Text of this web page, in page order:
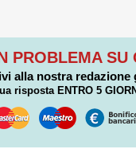
PROBLEMA SU
alla nostra redazione
risposta ENTRO 5 GIORNI